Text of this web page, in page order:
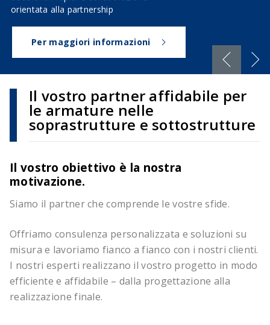
orientata alla partnership
Per maggiori informazioni
Il vostro partner affidabile per
le armature nelle
soprastrutture e sottostrutture
Il vostro obiettivo è la nostra
motivazione.
Siamo il partner che comprende le vostre sfide.
Offriamo consulenza personalizzata e soluzioni su
misura e lavoriamo fianco a fianco con i nostri clienti.
I nostri esperti realizzano il vostro progetto in modo
efficiente e affidabile – dalla progettazione alla
realizzazione finale.